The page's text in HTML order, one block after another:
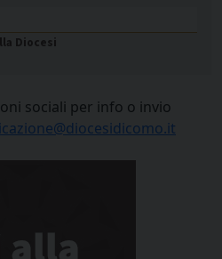
Diocesi
sociali per info o invio